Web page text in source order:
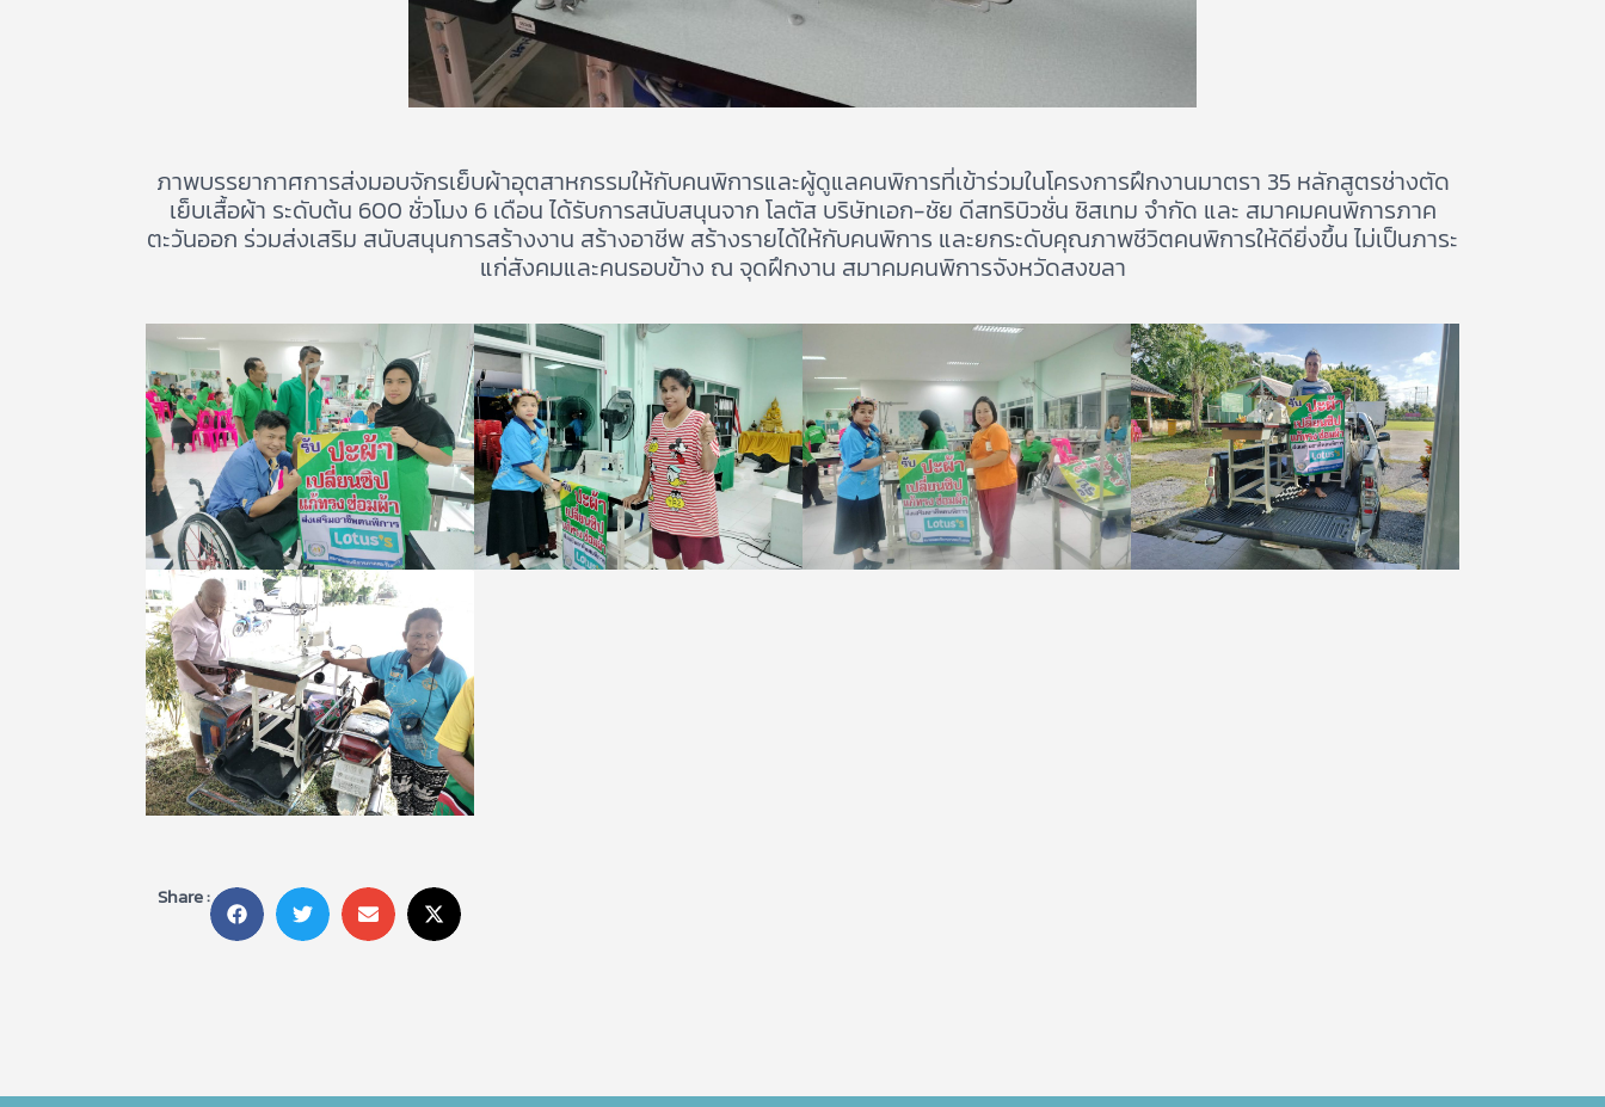
ภาพบรรยากาศการส่งมอบจักรเย็บผ้าอุตสาหกรรมให้กับคนพิการและผู้ดูแลคนพิการที่เข้าร่วมในโครงการฝึกงานมาตรา 35 หลักสูตรช่างตัด
เย็บเสื้อผ้า ระดับต้น 600 ชั่วโมง 6 เดือน ได้รับการสนับสนุนจาก โลตัส บริษัทเอก-ชัย ดีสทริบิวชั่น ซิสเทม จำกัด และ สมาคมคนพิการภาค
ตะวันออก ร่วมส่งเสริม สนับสนุนการสร้างงาน สร้างอาชีพ สร้างรายได้ให้กับคนพิการ และยกระดับคุณภาพชีวิตคนพิการให้ดียิ่งขึ้น ไม่เป็นภาระ
แก่สังคมและคนรอบข้าง ณ จุดฝึกงาน สมาคมคนพิการจังหวัดสงขลา
Share :